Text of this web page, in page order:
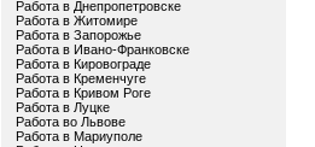
Работа в Днепропетровске
Работа в Житомире
Работа в Запорожье
Работа в Ивано-Франковске
Работа в Кировограде
Работа в Кременчуге
Работа в Кривом Роге
Работа в Луцке
Работа во Львове
Работа в Мариуполе